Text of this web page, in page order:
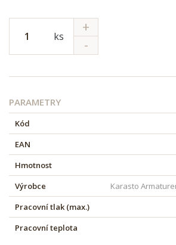
ks
PARAMETRY
Kód
EAN
Hmotnost
Výrobce
Karasto
Pracovní tlak (max.)
Pracovní teplota